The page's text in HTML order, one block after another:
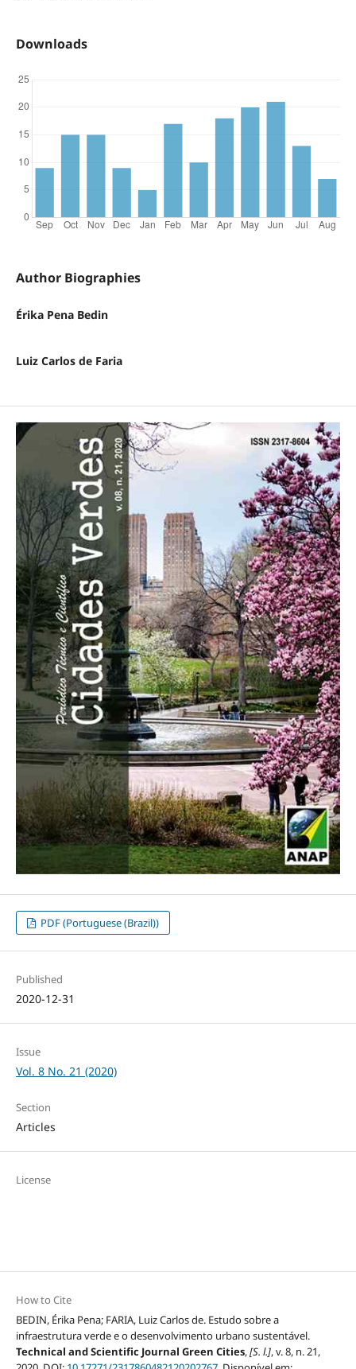
Downloads
Author Biographies
Érika Pena Bedin
Luiz Carlos de Faria
PDF (Portuguese (Brazil))
Published
2020-12-31
Issue
Vol. 8 No. 21 (2020)
Section
Articles
License
How to Cite
BEDIN, Érika Pena; FARIA, Luiz Carlos de. Estudo sobre a
infraestrutura verde e o desenvolvimento urbano sustentável.
Technical and Scientific Journal Green Cities,[S. l.], v. 8, n. 21,